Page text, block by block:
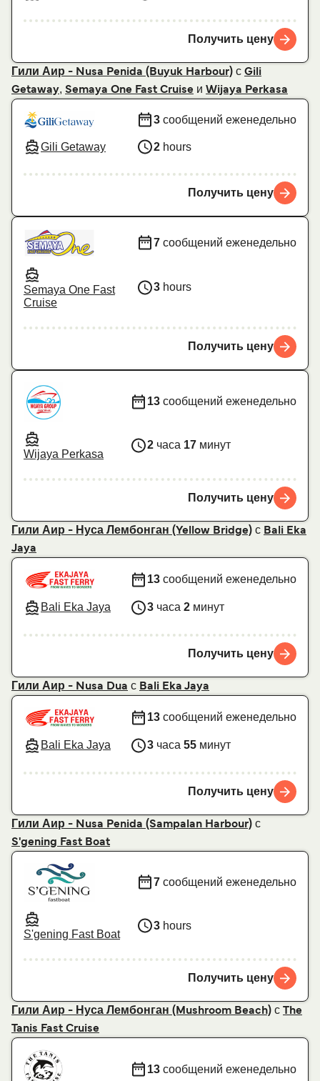
Получить цену
Гили Аир - Nusa Penida (Buyuk Harbour) с Gili
Getaway, Semaya One Fast Cruise и Wijaya Perkasa
Gili Getaway
3 сообщений еженедельно
2 hours
Получить цену
Semaya One Fast
Cruise
7 сообщений еженедельно
3 hours
Получить цену
Wijaya Perkasa
13 сообщений еженедельно
2 часа 17 минут
Получить цену
Гили Аир - Нуса Лембонган (Yellow Bridge) с Bali Eka
Jaya
Bali Eka Jaya
13 сообщений еженедельно
3 часа 2 минут
Получить цену
Гили Аир - Nusa Dua с Bali Eka Jaya
Bali Eka Jaya
13 сообщений еженедельно
3 часа 55 минут
Получить цену
Гили Аир - Nusa Penida (Sampalan Harbour) с
S'gening Fast Boat
S'gening Fast Boat
7 сообщений еженедельно
3 hours
Получить цену
Гили Аир - Нуса Лембонган (Mushroom Beach) с
The
Tanis Fast Cruise
13 сообщений еженедельно